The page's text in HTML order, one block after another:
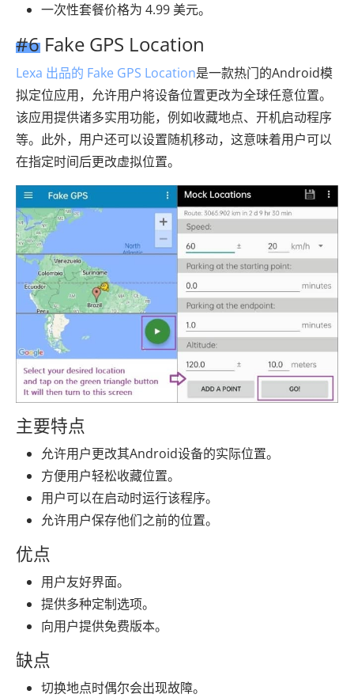
一次性套餐价格为 4.99 美元。
#6 Fake GPS Location
Lexa 出品的 Fake GPS Location是一款热门的Android模
拟定位应用，允许用户将设备位置更改为全球任意位置。
该应用提供诸多实用功能，例如收藏地点、开机启动程序
等。此外，用户还可以设置随机移动，这意味着用户可以
在指定时间后更改虚拟位置。
主要特点
允许用户更改其Android设备的实际位置。
方便用户轻松收藏位置。
用户可以在启动时运行该程序。
允许用户保存他们之前的位置。
优点
用户友好界面。
提供多种定制选项。
向用户提供免费版本。
缺点
切换地点时偶尔会出现故障。